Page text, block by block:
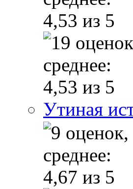
Утиная